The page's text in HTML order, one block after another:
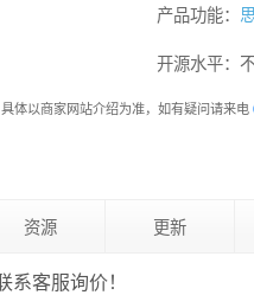
产品功能：
开源水平：
体以商家网站介绍为准，如有疑问请来电
资源 更新
客服询价！